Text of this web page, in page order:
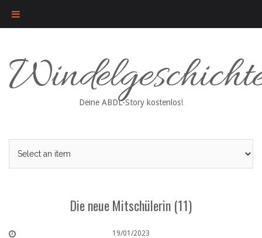
content
Deine ABDL-Story kostenlos!
Die neue Mitschülerin (11)
19/01/2023